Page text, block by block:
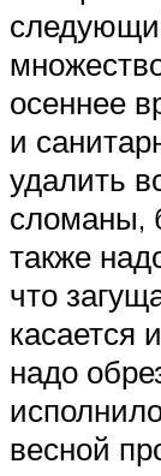
осеннее
и
удалить
сломаны,
также
что
касается
надо
весной